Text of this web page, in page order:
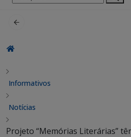
por:
Informativos
Notícias
Projeto “Memórias Literárias”